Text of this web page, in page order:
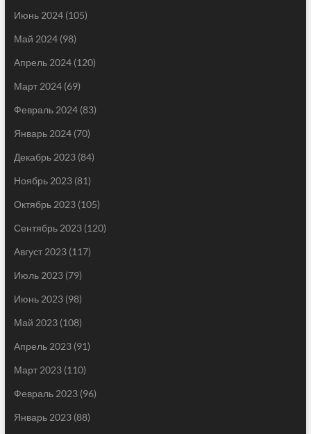
Июнь 2024(105)
Май 2024(98)
Апрель 2024(120)
Март 2024(69)
Февраль 2024(83)
Январь 2024(70)
Декабрь 2023(84)
Ноябрь 2023(81)
Октябрь 2023(105)
Сентябрь 2023(120)
Август 2023(117)
Июль 2023(79)
Июнь 2023(98)
Май 2023(108)
Апрель 2023(91)
Март 2023(110)
Февраль 2023(96)
Январь 2023(88)